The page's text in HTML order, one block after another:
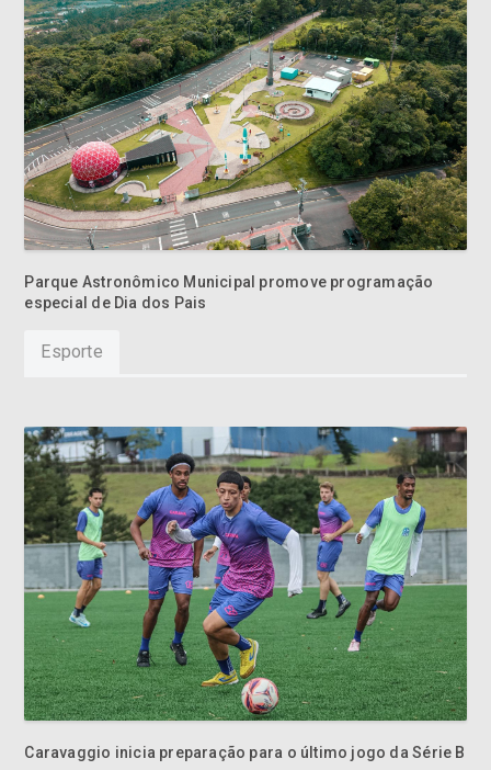
Parque Astronômico Municipal promove programação
especial de Dia dos Pais
Esporte
Caravaggio inicia preparação para o último jogo da Série B